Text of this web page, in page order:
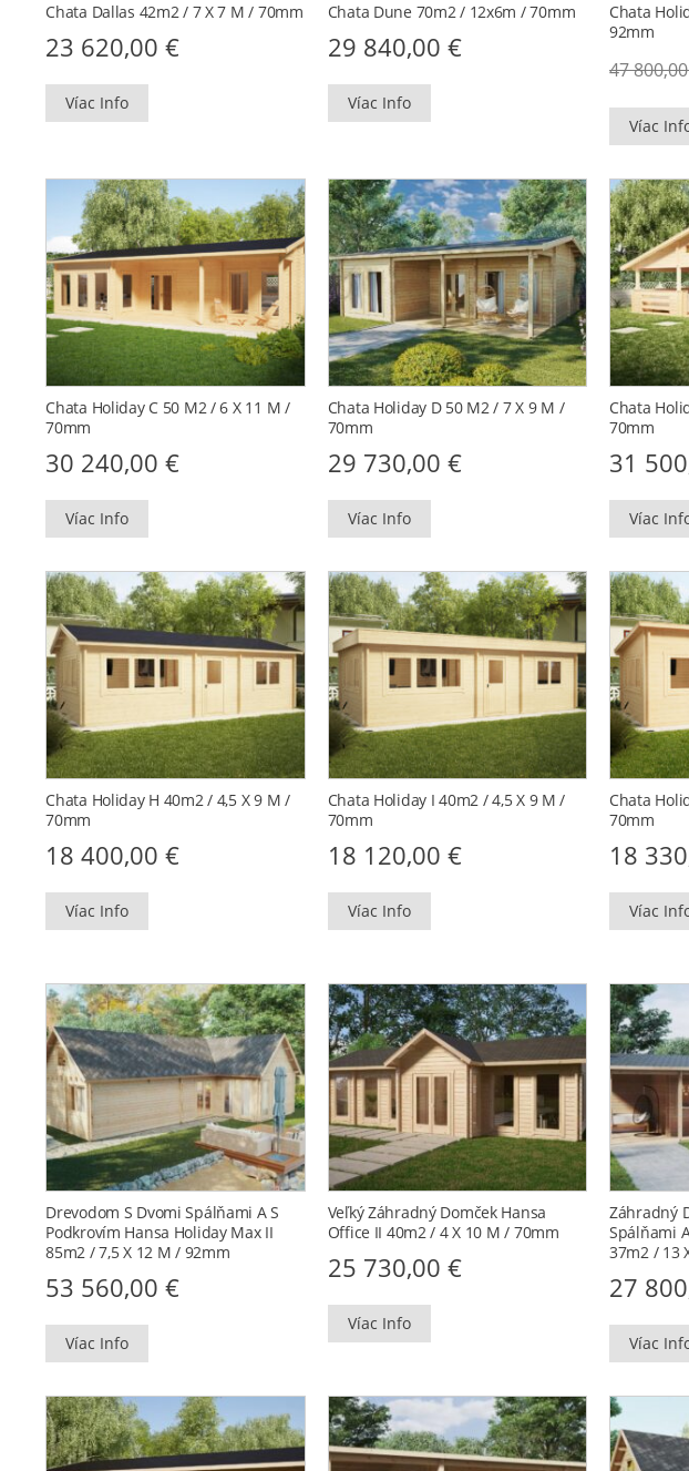
Chata Dallas 42m2 / 7 X 7 M / 70mm
23 620,00€
Víac Info
Chata Dune 70m2 / 12x6m / 70mm
29 840,00 €
Víac Info
Chata
92mm
47
Víac
Chata Holiday C 50 M2 / 6 X 11 M /
70mm
30 240,00€
Víac Info
Chata Holiday D 50 M2 / 7 X 9 M /
70mm
29 730,00 €
Víac Info
Chata
70mm
31
Víac
Chata Holiday H 40m2 / 4,5 X 9 M /
70mm
18 400,00€
Víac Info
Chata Holiday I 40m2 / 4,5 X 9 M /
70mm
18 120,00 €
Víac Info
Chata
70mm
18
Víac
Drevodom S Dvomi Spálňami A S
Podkrovím Hansa Holiday Max II
85m2 / 7,5 X 12 M / 92mm
53 560,00€
Víac Info
Veľký Záhradný Domček Hansa
Office II 40m2 / 4 X 10 M / 70mm
25 730,00 €
Víac Info
Záhradný
Spálňami
37m2 / 13
27
Víac